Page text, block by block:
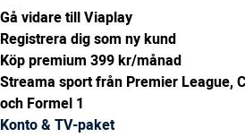
Gå vidare till Viaplay
Registrera dig som ny kund
Köp premium 399 kr/månad
Streama sport från Premier League,
och Formel 1
Konto & TV-paket